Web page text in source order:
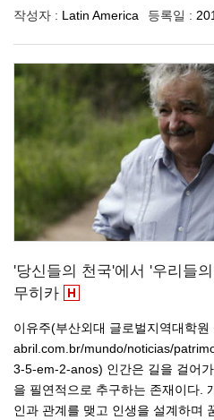
작성자 : Latin America 등록일 :
'당신들의 천국'에서 '우리들
무히카
이유주(부산외대 글로벌지역대학
abril.com.br/mundo/noticias/
3-5-em-2-anos) 인간은 길을 걸어
을 필연적으로 추구하는 존재이다.
인과 관계를 맺고 인생을 설계하며